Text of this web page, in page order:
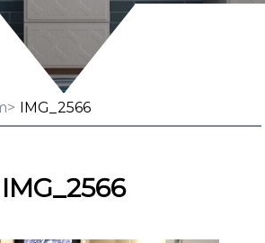
IMG_2566
IMG_2566